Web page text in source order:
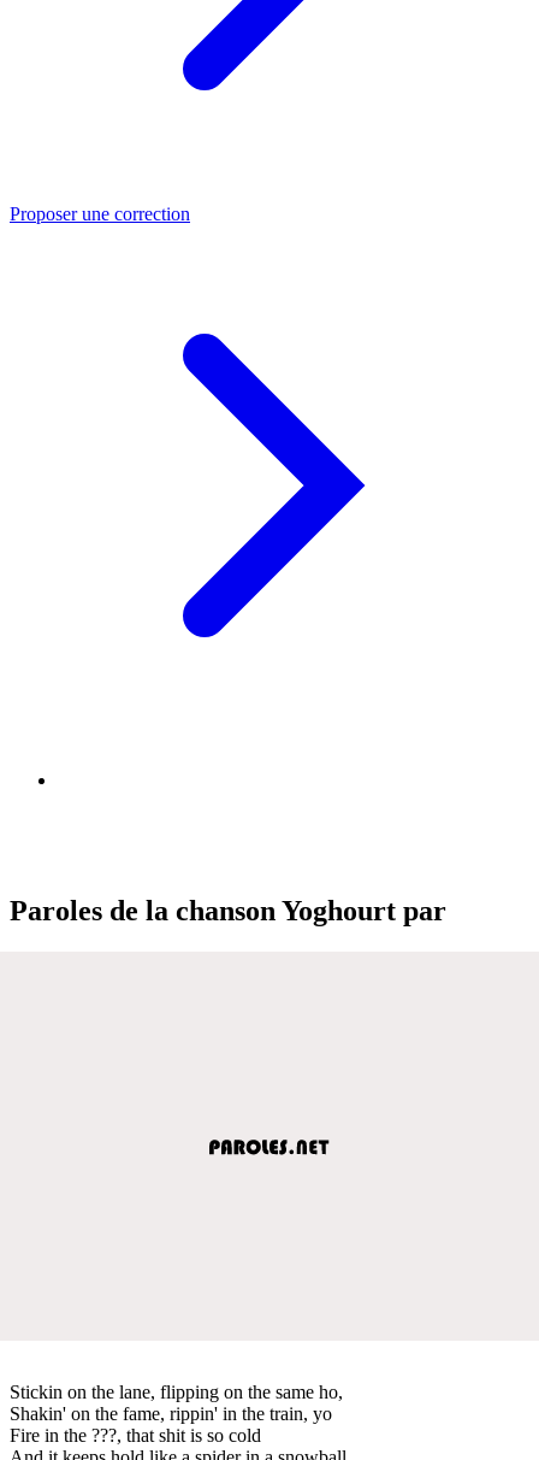
Proposer une correction
Paroles de la chanson Yoghourt par
Stickin on the lane, flipping on the same ho,
Shakin' on the fame, rippin' in the train, yo
Fire in the ???, that shit is so cold